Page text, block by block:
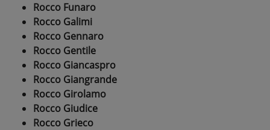
Rocco Funaro
Rocco Galimi
Rocco Gennaro
Rocco Gentile
Rocco Giancaspro
Rocco Giangrande
Rocco Girolamo
Rocco Giudice
Rocco Grieco